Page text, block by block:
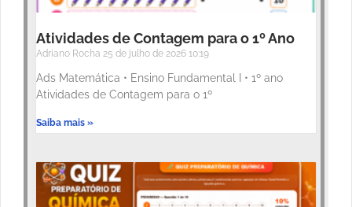
Atividades de Contagem para o 1º Ano
Adriano Rocha 25 de julho de 2026 10:19
Ads Matemática • Ensino Fundamental I • 1º ano
Atividades de Contagem para o 1º
Saiba mais »